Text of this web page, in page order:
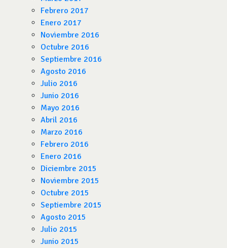
Febrero 2017
Enero 2017
Noviembre 2016
Octubre 2016
Septiembre 2016
Agosto 2016
Julio 2016
Junio 2016
Mayo 2016
Abril 2016
Marzo 2016
Febrero 2016
Enero 2016
Diciembre 2015
Noviembre 2015
Octubre 2015
Septiembre 2015
Agosto 2015
Julio 2015
Junio 2015